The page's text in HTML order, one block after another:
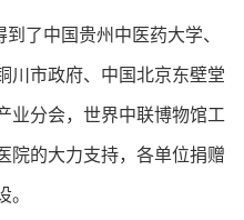
了中国贵州中医药大学、
川市政府、中国北京东壁堂
业分会，世界中联博物馆工
院的大力支持，各单位捐赠
。